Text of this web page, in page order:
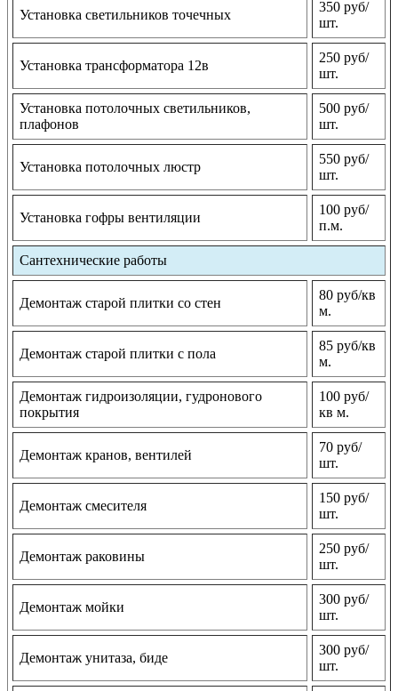
Установка светильников точечных
350 руб/
шт.
Установка трансформатора 12в
250 руб/
шт.
Установка потолочных светильников,
плафонов
500 руб/
шт.
Установка потолочных люстр
550 руб/
шт.
Установка гофры вентиляции
100 руб/
п.м.
Сантехнические работы
Демонтаж старой плитки со стен
80 руб/кв
м.
Демонтаж старой плитки с пола
85 руб/кв
м.
Демонтаж гидроизоляции, гудронового
покрытия
100 руб/
кв м.
Демонтаж кранов, вентилей
70 руб/
шт.
Демонтаж смесителя
150 руб/
шт.
Демонтаж раковины
250 руб/
шт.
Демонтаж мойки
300 руб/
шт.
Демонтаж унитаза, биде
300 руб/
шт.